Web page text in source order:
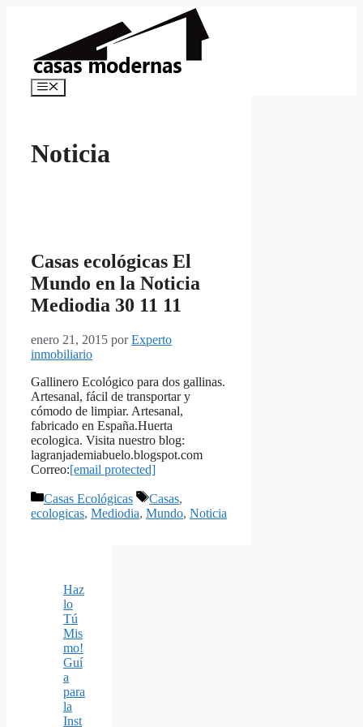
Menú
Noticia
Casas ecológicas El
Mundo en la Noticia
Mediodia 30 11 11
enero 21, 2015 porExperto
inmobiliario
Gallinero Ecológico para dos gallinas.
Artesanal, fácil de transportar y
cómodo de limpiar. Artesanal,
fabricado en España.Huerta
ecologica. Visita nuestro blog:
lagranjademiabuelo.blogspot.com
Correo:[email protected]
Categorías
Casas Ecológicas Etiquetas
Casas,
ecologicas, Mediodia, Mundo, Noticia
Haz
lo
Tú
Mis
mo!
Guí
a
para
la
Inst